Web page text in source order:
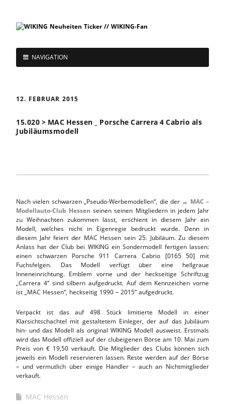
NAVIGATION
12. FEBRUAR 2015
15.020 > MAC Hessen _ Porsche Carrera 4 Cabrio als
Jubiläumsmodell
Nach vielen schwarzen „Pseudo-Werbemodellen“, die der → MAC –
Modellauto-Club Hessen seinen seinen Mitgliedern in jedem Jahr
zu Weihnachten zukommen lässt, erschient in diesem Jahr ein
Modell, welches nicht in Eigenregie bedruckt wurde. Denn in
diesem Jahr feiert der MAC Hessen sein 25. Jubiläum. Zu diesem
Anlass hat der Club bei WIKING ein Sondermodell fertigen lassen:
einen schwarzen Porsche 911 Carrera Cabrio [0165 50] mit
Fuchsfelgen. Das Modell verfügt über eine hellgraue
Inneneinrichtung. Emblem vorne und der heckseitige Schriftzug
„Carrera 4“ sind silbern aufgedruckt. Auf dem Kennzeichen vorne
ist „MAC Hessen“, heckseitig 1990 – 2015“ aufgedruckt.
Verpackt ist das auf 498 Stück limitierte Modell in einer
Klarsichtschachtel mit gestaltetem Einleger, der auf das Jubiläum
hin- und das Modell als original WIKING Modell ausweist. Erstmals
wird das Modell offiziell auf der clubeigenen Börse am 10. Mai zum
Preis von € 19,50 verkauft. Die Mitglieder des Clubs können sich
jeweils ein Modell reservieren lassen. Reste werden auf der Börse
– und vermutlich über einige Händler – auch an Nichtmitglieder
verkauft.
MAC Hessen